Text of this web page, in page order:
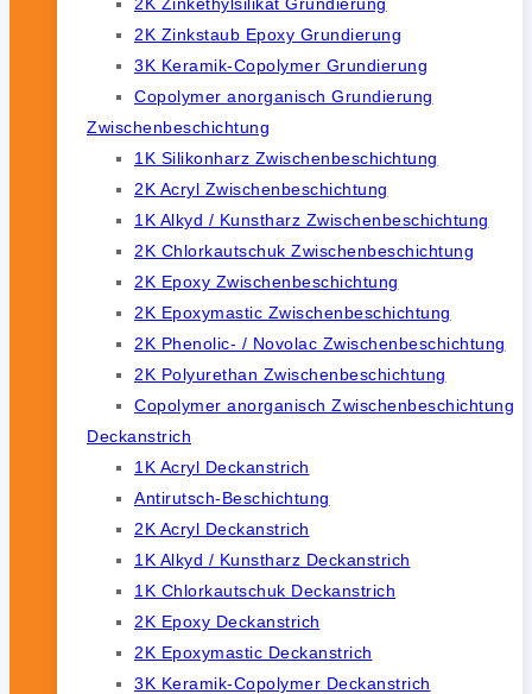
2K Zinkstaub Epoxy Grundierung
3K Keramik-Copolymer Grundierung
Copolymer anorganisch Grundierung
Zwischenbeschichtung
1K Silikonharz Zwischenbeschichtung
2K Acryl Zwischenbeschichtung
1K Alkyd / Kunstharz Zwischenbeschichtung
2K Chlorkautschuk Zwischenbeschichtung
2K Epoxy Zwischenbeschichtung
2K Epoxymastic Zwischenbeschichtung
2K Phenolic- / Novolac Zwischenbeschichtung
2K Polyurethan Zwischenbeschichtung
Copolymer anorganisch Zwischenbeschichtung
Deckanstrich
1K Acryl Deckanstrich
Antirutsch-Beschichtung
2K Acryl Deckanstrich
1K Alkyd / Kunstharz Deckanstrich
1K Chlorkautschuk Deckanstrich
2K Epoxy Deckanstrich
2K Epoxymastic Deckanstrich
3K Keramik-Copolymer Deckanstrich